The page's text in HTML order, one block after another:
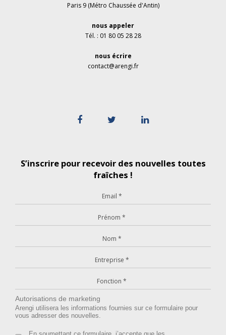
Paris 9 (Métro Chaussée d'Antin)
nous appeler
Tél. : 01 80 05 28 28
nous écrire
contact@arengi.fr
S’inscrire pour recevoir des nouvelles toutes
fraîches !
Autorisations de marketing
Arengi utilisera les informations fournies sur ce formulaire pour
vous adresser des nouvelles.